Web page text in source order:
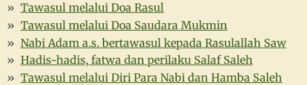
Tawasul melalui Doa Rasul
Tawasul melalui Doa Saudara Mukmin
Nabi Adam a.s. bertawasul kepada Rasulallah Saw
Hadis-hadis, fatwa dan perilaku Salaf Saleh
Tawasul melalui Diri Para Nabi dan Hamba Saleh